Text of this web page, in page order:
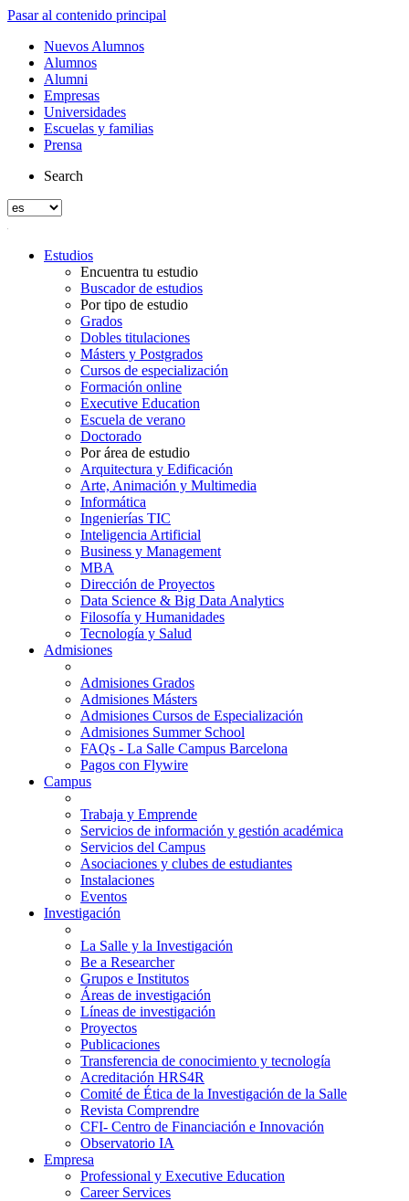
Pasar al contenido principal
Nuevos Alumnos
Alumnos
Alumni
Empresas
Universidades
Escuelas y familias
Prensa
Search
Estudios
Encuentra tu estudio
Buscador de estudios
Por tipo de estudio
Grados
Dobles titulaciones
Másters y Postgrados
Cursos de especialización
Formación online
Executive Education
Escuela de verano
Doctorado
Por área de estudio
Arquitectura y Edificación
Arte, Animación y Multimedia
Informática
Ingenierías TIC
Inteligencia Artificial
Business y Management
MBA
Dirección de Proyectos
Data Science & Big Data Analytics
Filosofía y Humanidades
Tecnología y Salud
Admisiones
Admisiones Grados
Admisiones Másters
Admisiones Cursos de Especialización
Admisiones Summer School
FAQs - La Salle Campus Barcelona
Pagos con Flywire
Campus
Trabaja y Emprende
Servicios de información y gestión académica
Servicios del Campus
Asociaciones y clubes de estudiantes
Instalaciones
Eventos
Investigación
La Salle y la Investigación
Be a Researcher
Grupos e Institutos
Áreas de investigación
Líneas de investigación
Proyectos
Publicaciones
Transferencia de conocimiento y tecnología
Acreditación HRS4R
Comité de Ética de la Investigación de la Salle
Revista Comprendre
CFI- Centro de Financiación e Innovación
Observatorio IA
Empresa
Professional y Executive Education
Career Services